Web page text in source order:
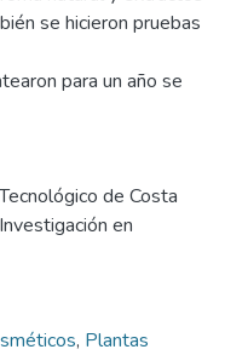
se hicieron pruebas
para un año se
de Costa
en
, Plantas